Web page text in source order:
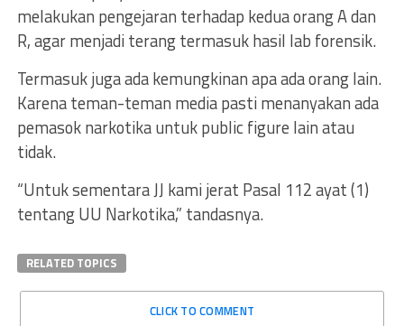
melakukan pengejaran terhadap kedua orang A dan
R, agar menjadi terang termasuk hasil lab forensik.
Termasuk juga ada kemungkinan apa ada orang lain.
Karena teman-teman media pasti menanyakan ada
pemasok narkotika untuk public figure lain atau
tidak.
“Untuk sementara JJ kami jerat Pasal 112 ayat (1)
tentang UU Narkotika,” tandasnya.
RELATED TOPICS
CLICK TO COMMENT